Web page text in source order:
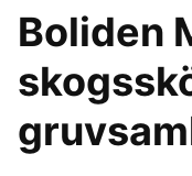
Boliden